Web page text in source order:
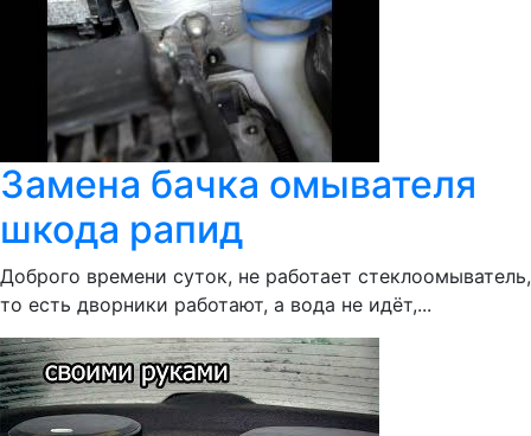
Замена бачка омывателя
шкода рапид
Доброго времени суток, не работает стеклоомыватель,
то есть дворники работают, а вода не идёт,...